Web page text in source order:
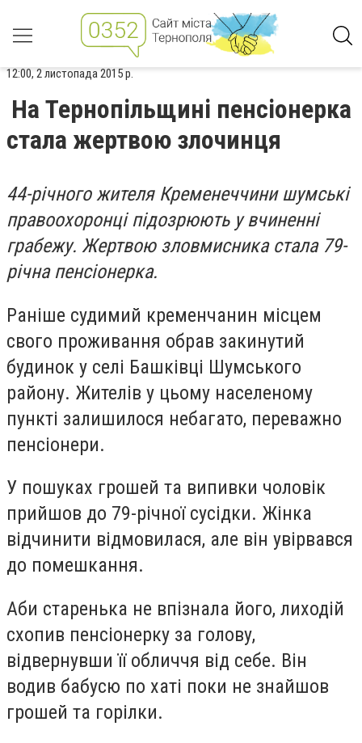
12:00, 2 листопада 2015 р.
На Тернопільщині пенсіонерка
стала жертвою злочинця
44-річного жителя Кременеччини шумські
правоохоронці підозрюють у вчиненні
грабежу. Жертвою зловмисника стала 79-
річна пенсіонерка.
Раніше судимий кременчанин місцем
свого проживання обрав закинутий
будинок у селі Башківці Шумського
району. Жителів у цьому населеному
пункті залишилося небагато, переважно
пенсіонери.
У пошуках грошей та випивки чоловік
прийшов до 79-річної сусідки. Жінка
відчинити відмовилася, але він увірвався
до помешкання.
Аби старенька не впізнала його, лиходій
схопив пенсіонерку за голову,
відвернувши її обличчя від себе. Він
водив бабусю по хаті поки не знайшов
грошей та горілки.